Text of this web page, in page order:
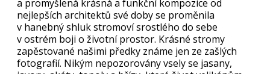
a promyšlená krásná a funkční kompozice od
nejlepších architektů své doby se proměnila
v hanebný shluk stromoví srostlého do sebe
v ostrém boji o životní prostor. Krásné stromy
zapěstované našimi předky známe jen ze zašlých
fotografií. Nikým nepozorovány vsely se jasany,